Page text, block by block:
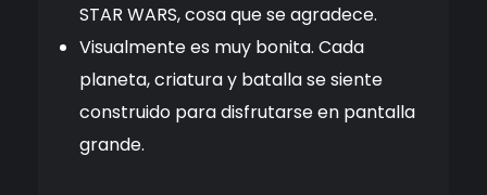
STAR WARS, cosa que se agradece.
Visualmente es muy bonita. Cada
planeta, criatura y batalla se siente
construido para disfrutarse en pantalla
grande.